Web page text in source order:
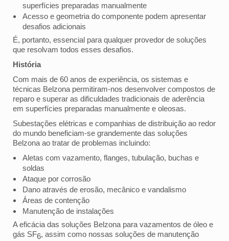
superfícies preparadas manualmente
Acesso e geometria do componente podem apresentar
desafios adicionais
É, portanto, essencial para qualquer provedor de soluções
que resolvam todos esses desafios.
História
Com mais de 60 anos de experiência, os sistemas e
técnicas Belzona permitiram-nos desenvolver compostos de
reparo e superar as dificuldades tradicionais de aderência
em superfícies preparadas manualmente e oleosas.
Subestações elétricas e companhias de distribuição ao redor
do mundo beneficiam-se grandemente das soluções
Belzona ao tratar de problemas incluindo:
Aletas com vazamento, flanges, tubulação, buchas e
soldas
Ataque por corrosão
Dano através de erosão, mecânico e vandalismo
Áreas de contenção
Manutenção de instalações
A eficácia das soluções Belzona para vazamentos de óleo e
gás SF6, assim como nossas soluções de manutenção